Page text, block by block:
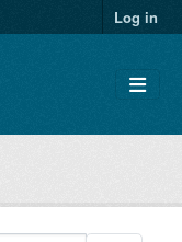
Log in